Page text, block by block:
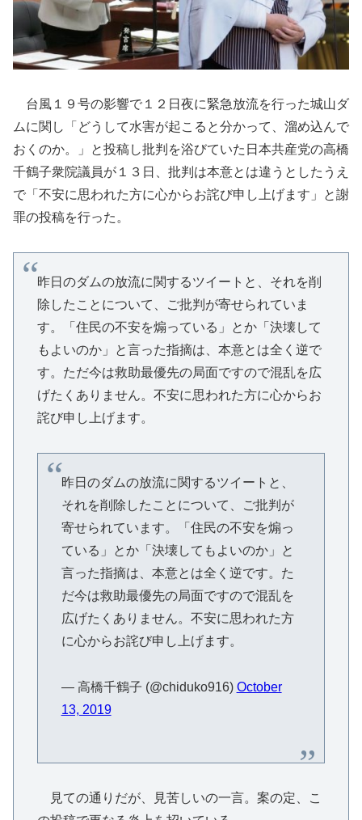
台風１９号の影響で１２日夜に緊急放流を行った城山ダ
ムに関し「どうして水害が起こると分かって、溜め込んで
おくのか。」と投稿し批判を浴びていた日本共産党の高橋
千鶴子衆院議員が１３日、批判は本意とは違うとしたうえ
で「不安に思われた方に心からお詫び申し上げます」と謝
罪の投稿を行った。
昨日のダムの放流に関するツイートと、それを削
除したことについて、ご批判が寄せられていま
す。「住民の不安を煽っている」とか「決壊して
もよいのか」と言った指摘は、本意とは全く逆で
す。ただ今は救助最優先の局面ですので混乱を広
げたくありません。不安に思われた方に心からお
詫び申し上げます。
昨日のダムの放流に関するツイートと、
それを削除したことについて、ご批判が
寄せられています。「住民の不安を煽っ
ている」とか「決壊してもよいのか」と
言った指摘は、本意とは全く逆です。た
だ今は救助最優先の局面ですので混乱を
広げたくありません。不安に思われた方
に心からお詫び申し上げます。
— 高橋千鶴子 (@chiduko916) October
13, 2019
見ての通りだが、見苦しいの一言。案の定、こ